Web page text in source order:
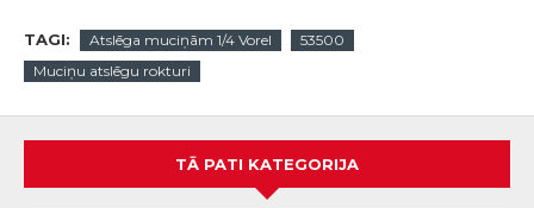
TAGI: Atslēga muciņām 1/4 Vorel
53500
Muciņu atslēgu rokturi
TĀ PATI KATEGORIJA